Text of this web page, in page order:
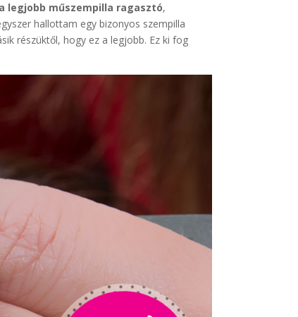
a legjobb műszempilla ragasztó,
hallottam egy bizonyos szempilla
részüktől, hogy ez a legjobb. Ez ki fog